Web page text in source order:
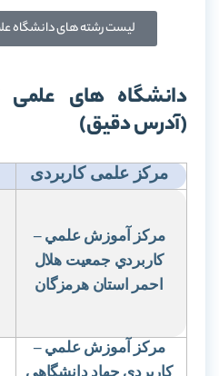
لیست رشته های دانشگاه
دانشگاه های علمی
(آدرس دقیق)
مرکز علمی کاربردی
مركز آموزش علمي–
كاربردي جمعيت هلال
احمر استان هرمزگان
مركز آموزش علمي–
كاربردي جهاد دانشگاهي